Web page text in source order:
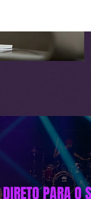
DIRETO PARA O